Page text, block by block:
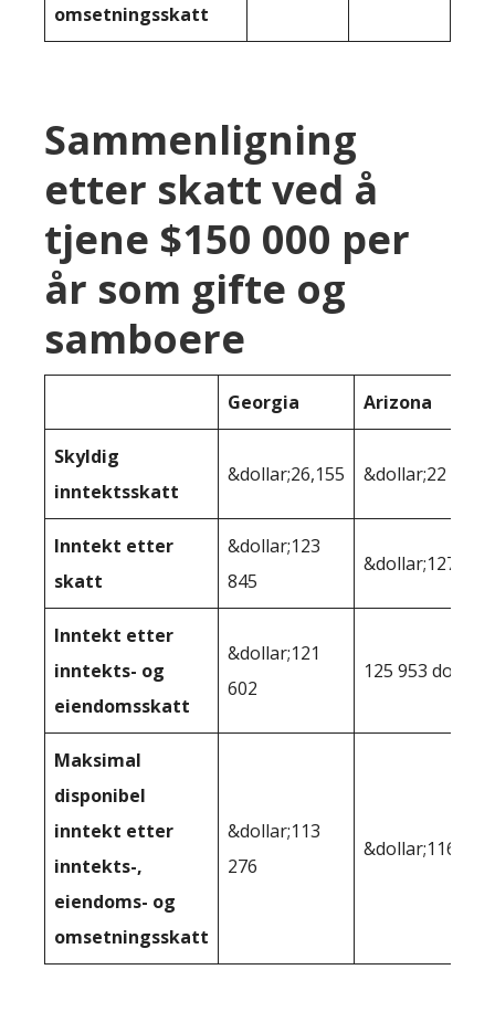
omsetningsskatt
Sammenligning
etter skatt ved å
tjene $150 000 per
år som gifte og
samboere
Georgia Arizona
Skyldig
inntektsskatt
&dollar;26,155 &dollar;22 370
Inntekt etter
skatt
&dollar;123
845
&dollar;127 630
Inntekt etter
inntekts- og
eiendomsskatt
&dollar;121
602
125 953 dollar
Maksimal
disponibel
inntekt etter
inntekts-,
eiendoms- og
omsetningsskatt
&dollar;113
276
&dollar;116,193